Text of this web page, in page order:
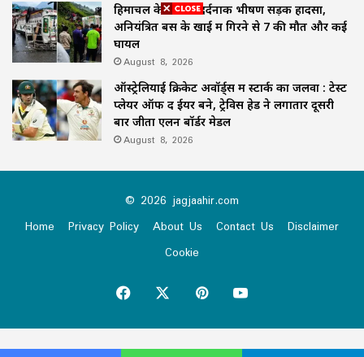
हिमाचल के चंबा में दर्दनाक भीषण सड़क हादसा,
अनियंत्रित बस के खाई में गिरने से 7 की मौत और कई
घायल
August 8, 2026
ऑस्ट्रेलियाई क्रिकेट अवॉर्ड्स में स्टार्क का जलवा : टेस्ट
प्लेयर ऑफ द ईयर बने, ट्रेविस हेड ने लगातार दूसरी
बार जीता एलन बॉर्डर मेडल
August 8, 2026
© 2026 jagjaahir.com
Home
Privacy Policy About Us Contact Us
Disclaimer
Cookie
Facebook PinterestYouTube